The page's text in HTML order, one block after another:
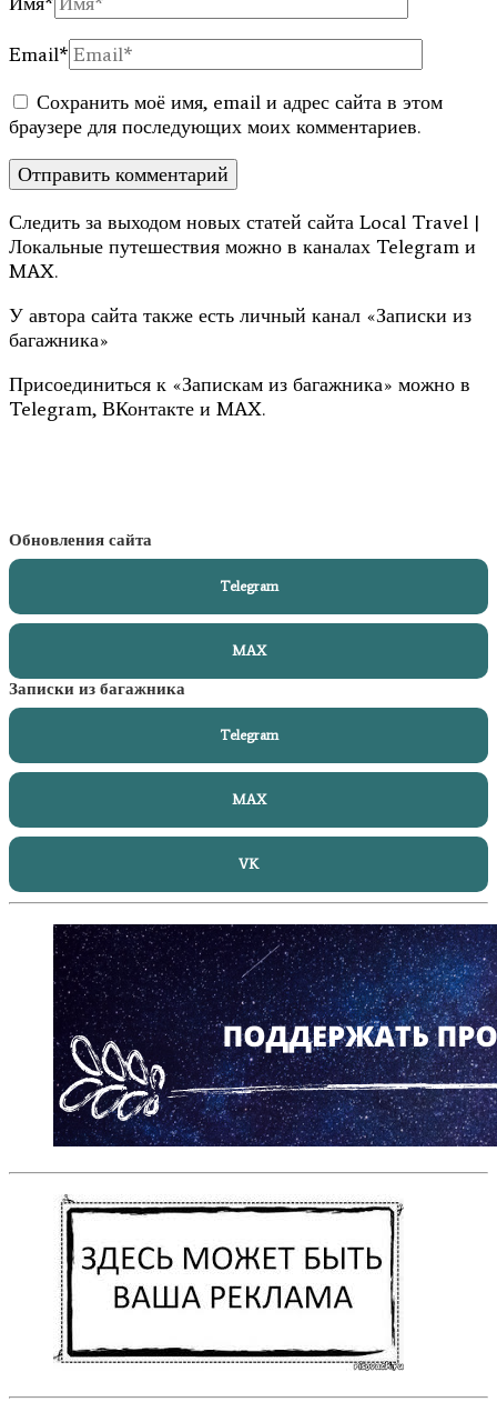
Email*
Сохранить моё имя, email и адрес сайта в этом
браузере для последующих моих комментариев.
Следить за выходом новых статей сайта Local Travel |
Локальные путешествия можно в каналах Telegram и
MAX.
У автора сайта также есть личный канал «Записки из
багажника»
Присоединиться к «Запискам из багажника» можно в
Telegram, ВКонтакте и MAX.
Обновления сайта
Telegram
MAX
Записки из багажника
Telegram
MAX
VK